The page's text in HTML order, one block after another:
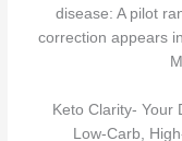
disease: A pilot
correction appears
Keto Clarity- Your
Low-Carb,